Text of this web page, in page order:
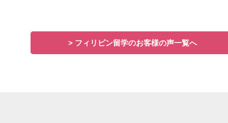
> フィリピン留学のお客様の声一覧へ